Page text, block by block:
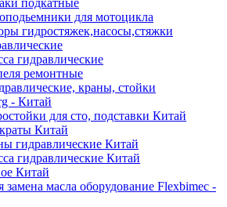
подкатные
для мотоцикла
гидростяжек,насосы,стяжки
гидравлические
ремонтные
краны, стойки
- Китай
для сто, подставки Китай
Китай
гидравлические Китай
гидравлические Китай
Китай
замена масла оборудование Flexbimeс -